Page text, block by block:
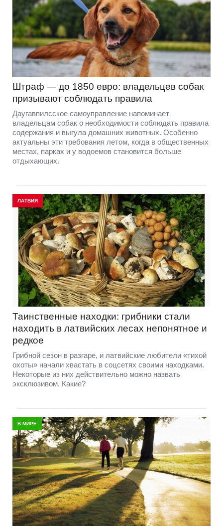
Штраф — до 1850 евро: владельцев собак
призывают соблюдать правила
Даугавпилсское самоуправление напоминает
владельцам собак о необходимости соблюдать правила
содержания и выгула домашних животных. Особенно
актуальны эти требования летом, когда в общественных
местах, парках и у водоемов становится больше
отдыхающих.
ЛАТВИЯ
Таинственные находки: грибники стали
находить в латвийских лесах непонятное и
редкое
Грибной сезон в разгаре, и латвийские любители «тихой
охоты» начали хвастать в соцсетях своими находками.
Некоторые из них действительно можно назвать
эксклюзивом. Какие?
В МИРЕ